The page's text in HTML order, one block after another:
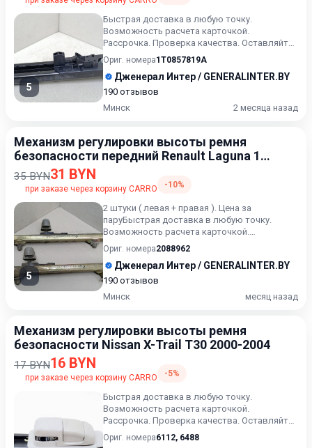
5
Быстрая доставка в любую точку.
Возможность расчета карточкой.
Рассрочка. Проверка качества. Оставляйте
сообщения ( или выбранный артикул) в...
Ориг. номера1T0857819A
Дженерал Интер / GENERALINTER.BY
190 отзывов
Минск
2 месяца назад
Механизм регулировки высоты ремня
безопасности передний Renault Laguna 1
поколение 1993-1998
35 BYN31 BYN
при заказе через корзину CARRO -10%
5
2 штуки ( левая + правая ). Цена за
паруБыстрая доставка в любую точку.
Возможность расчета карточкой.
Рассрочка. Проверка качества. Оставля...
Ориг. номера2088962
Дженерал Интер / GENERALINTER.BY
190 отзывов
Минск
месяц назад
Механизм регулировки высоты ремня
безопасности Nissan X-Trail T30 2000-2004
17 BYN16 BYN
при заказе через корзину CARRO -5%
Быстрая доставка в любую точку.
Возможность расчета карточкой.
Рассрочка. Проверка качества. Оставляйте
сообщения ( или выбранный артикул) в...
Ориг. номера6112, 6488